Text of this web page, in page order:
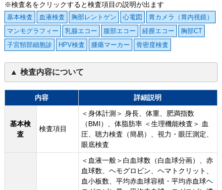
※検査名をクリックすると検査項目の説明が出ます
基本検査 血液検査 胸部レントゲン 心電図
胃カメラ（胃内視鏡）
マンモグラフィー
乳腺エコー 腹部エコー 経膣エコー
胸部CT
子宮頸部細胞診
HPV検査 腫瘍マーカー 骨密度検査
検査内容について
内容 詳細説明
基本検
査
検査項目
＜身体計測＞ 身長、体重、肥満指数
（BMI）、体脂肪率 ＜生理機能検査＞ 血
圧、聴力検査（簡易）、視力・眼圧測定、
眼底検査
＜血液一般＞白血球数（白血球分画）、赤
血球数、ヘモグロビン、ヘマトクリット、
血小板数、平均赤血球容積・平均赤血球ヘ